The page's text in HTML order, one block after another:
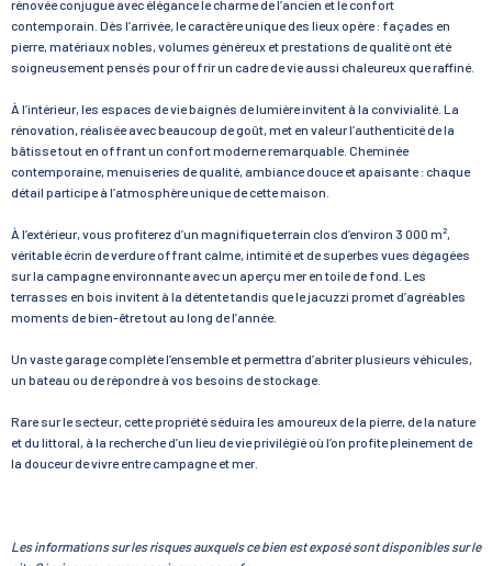
rénovée conjugue avec élégance le charme de l’ancien et le confort
contemporain. Dès l’arrivée, le caractère unique des lieux opère : façades en
pierre, matériaux nobles, volumes généreux et prestations de qualité ont été
soigneusement pensés pour offrir un cadre de vie aussi chaleureux que raffiné.
À l’intérieur, les espaces de vie baignés de lumière invitent à la convivialité. La
rénovation, réalisée avec beaucoup de goût, met en valeur l’authenticité de la
bâtisse tout en offrant un confort moderne remarquable. Cheminée
contemporaine, menuiseries de qualité, ambiance douce et apaisante : chaque
détail participe à l’atmosphère unique de cette maison.
À l’extérieur, vous profiterez d’un magnifique terrain clos d’environ 3 000 m²,
véritable écrin de verdure offrant calme, intimité et de superbes vues dégagées
sur la campagne environnante avec un aperçu mer en toile de fond. Les
terrasses en bois invitent à la détente tandis que le jacuzzi promet d’agréables
moments de bien-être tout au long de l’année.
Un vaste garage complète l’ensemble et permettra d’abriter plusieurs véhicules,
un bateau ou de répondre à vos besoins de stockage.
Rare sur le secteur, cette propriété séduira les amoureux de la pierre, de la nature
et du littoral, à la recherche d’un lieu de vie privilégié où l’on profite pleinement de
la douceur de vivre entre campagne et mer.
Les informations sur les risques auxquels ce bien est exposé sont disponibles sur le